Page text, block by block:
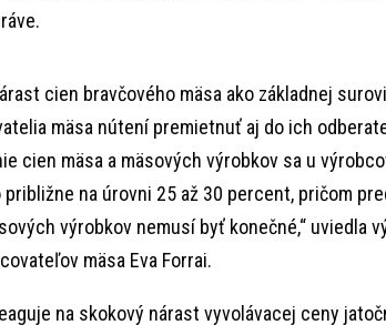
cien bravčového mäsa ako základnej
mäsa nútení premietnuť aj do ich
cien mäsa a mäsových výrobkov sa u
približne na úrovni 25 až 30 percent, pričom
výrobkov nemusí byť konečné,“ uviedla
mäsa Eva Forrai.
na skokový nárast vyvolávacej ceny